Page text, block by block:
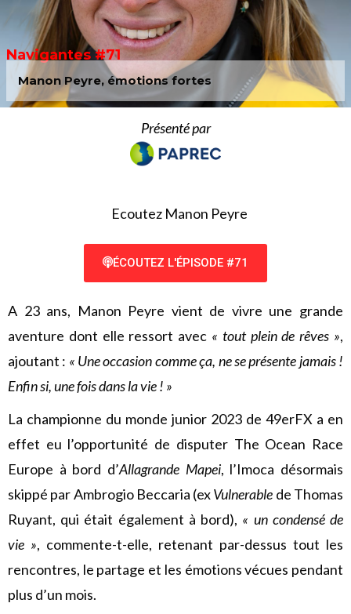
Navigantes #71
Manon Peyre, émotions fortes
Présenté par
Ecoutez Manon Peyre
ÉCOUTEZ L'ÉPISODE #71
A 23 ans, Manon Peyre vient de vivre une grande
aventure dont elle ressort avec « tout plein de rêves »,
ajoutant : « Une occasion comme ça, ne se présente jamais !
Enfin si, une fois dans la vie ! »
La championne du monde junior 2023 de 49erFX a en
effet eu l’opportunité de disputer The Ocean Race
Europe à bord d’Allagrande Mapei, l’Imoca désormais
skippé par Ambrogio Beccaria (exVulnerable de Thomas
Ruyant, qui était également à bord), « un condensé de
vie », commente-t-elle, retenant par-dessus tout les
rencontres, le partage et les émotions vécues pendant
plus d’un mois.